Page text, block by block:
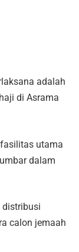
adalah
di Asrama
utama
dalam
distribusi
calon jemaah